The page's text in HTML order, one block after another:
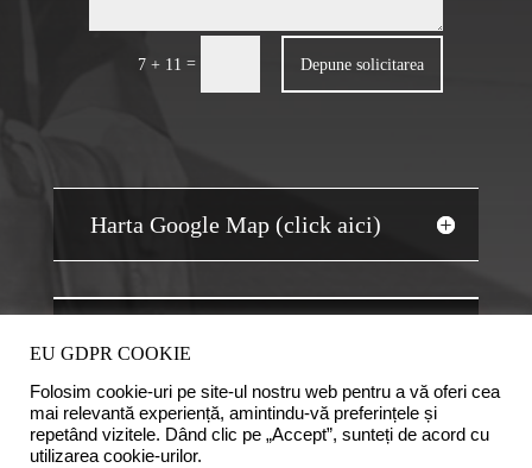
7 + 11 = Depune solicitarea
Harta Google Map (click aici)
EU GDPR COOKIE
Folosim cookie-uri pe site-ul nostru web pentru a vă oferi cea
mai relevantă experiență, amintindu-vă preferințele și
repetând vizitele. Dând clic pe „Accept”, sunteți de acord cu
utilizarea cookie-urilor.